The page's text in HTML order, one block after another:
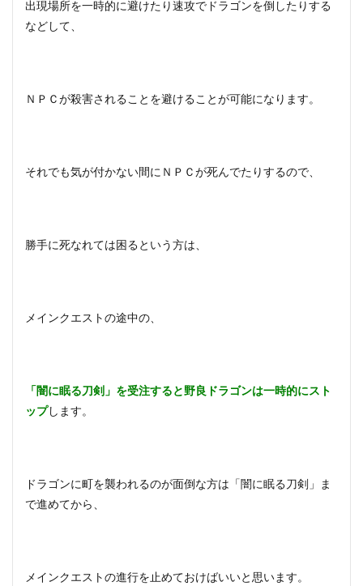
出現場所を一時的に避けたり速攻でドラゴンを倒したりする
などして、
ＮＰＣが殺害されることを避けることが可能になります。
それでも気が付かない間にＮＰＣが死んでたりするので、
勝手に死なれては困るという方は、
メインクエストの途中の、
「闇に眠る刀剣」を受注すると野良ドラゴンは一時的にスト
ップします。
ドラゴンに町を襲われるのが面倒な方は「闇に眠る刀剣」ま
で進めてから、
メインクエストの進行を止めておけばいいと思います。